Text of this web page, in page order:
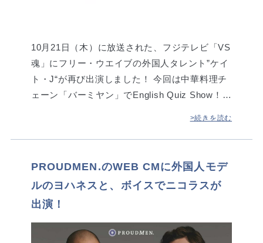
10月21日（木）に放送された、フジテレビ「VS
魂」にフリー・ウエイブの外国人タレント”ケイ
ト・J“が再び出演しました！ 今回は中華料理チ
ェーン「バーミヤン」でEnglish Quiz Show！…
>続きを読む
PROUDMEN.のWEB CMに外国人モデ
ルのヨハネスと、ボイスでニコラスが
出演！